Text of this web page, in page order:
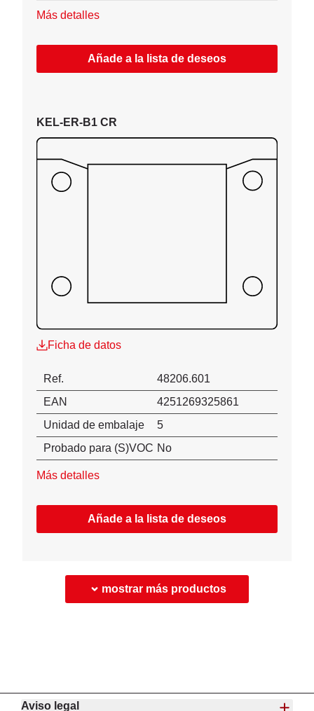
Más detalles
Añade a la lista de deseos
KEL-ER-B1 CR
Ficha de datos
Ref.
48206.601
EAN
4251269325861
Unidad de embalaje
5
Probado para (S)VOC No
Más detalles
Añade a la lista de deseos
mostrar más productos
Aviso legal